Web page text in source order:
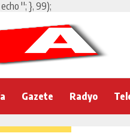
''; }, 99);
Gazete Radyo